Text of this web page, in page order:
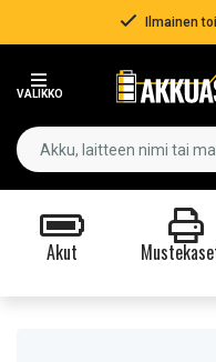
Ilmainen
VALIKKO
Akut